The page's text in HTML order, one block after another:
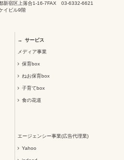
新宿区上落合1-16-7
イビル9階
FAX 03-6332-6621
サービス
メディア事業
保育box
ねお保育box
子育てbox
食の花道
エージェンシー事業(広告代理業)
Yahoo